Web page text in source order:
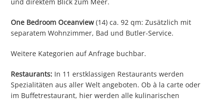
One Bedroom Oceanview(14) ca. 92 qm: Zusätzlich mit
separatem Wohnzimmer, Bad und Butler-Service.
Weitere Kategorien auf Anfrage buchbar.
Restaurants: In 11 erstklassigen Restaurants werden
Spezialitäten aus aller Welt angeboten. Ob à la carte oder
im Buffetrestaurant, hier werden alle kulinarischen